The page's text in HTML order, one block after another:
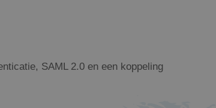
SAML 2.0 en een koppeling